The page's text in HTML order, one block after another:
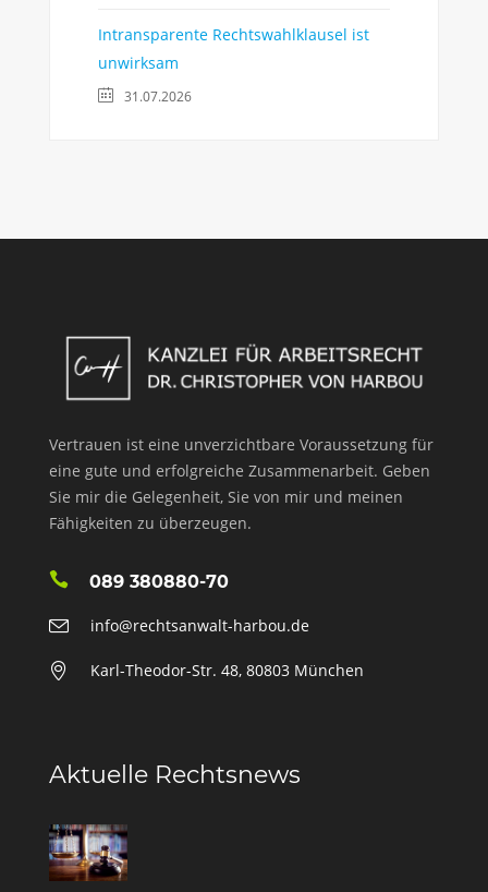
Intransparente Rechtswahlklausel ist
unwirksam
31.07.2026
Vertrauen ist eine unverzichtbare Voraussetzung für
eine gute und erfolgreiche Zusammenarbeit. Geben
Sie mir die Gelegenheit, Sie von mir und meinen
Fähigkeiten zu überzeugen.
089 380880-70
info@rechtsanwalt-harbou.de
Karl-Theodor-Str. 48, 80803 München
Aktuelle Rechtsnews